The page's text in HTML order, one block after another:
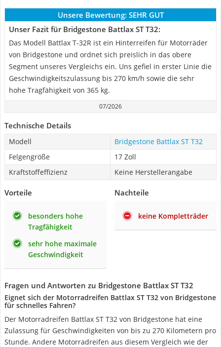
Unsere Bewertung: SEHR GUT
Unser Fazit für Bridgestone Battlax ST T32:
Das Modell Battlax T-32R ist ein Hinterreifen für Motorräder
von Bridgestone und ordnet sich preislich in das obere
Segment unseres Vergleichs ein. Uns gefiel in erster Linie die
Geschwindigkeitszulassung bis 270 km/h sowie die sehr
hohe Tragfähigkeit von 365 kg.
07/2026
Technische Details
Modell
Bridgestone Battlax ST T32
Felgengröße
17 Zoll
Kraftstoffeffizienz
Keine Herstellerangabe
Vorteile
besonders hohe
Tragfähigkeit
sehr hohe maximale
Geschwindigkeit
Nachteile
keine Kompletträder
Fragen und Antworten zu Bridgestone Battlax ST T32
Eignet sich der Motorradreifen Battlax ST T32 von Bridgestone
für schnelles Fahren?
Der Motorradreifen Battlax ST T32 von Bridgestone hat eine
Zulassung für Geschwindigkeiten von bis zu 270 Kilometern pro
Stunde. Andere Motorradreifen aus diesem Vergleich wie der